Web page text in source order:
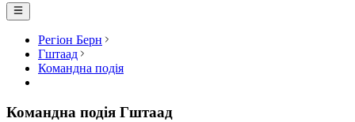
Регіон Берн
Гштаад
Командна подія
Командна подія Гштаад